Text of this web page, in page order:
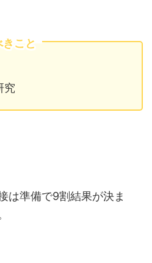
きこと
究
は準備で9割結果が決ま